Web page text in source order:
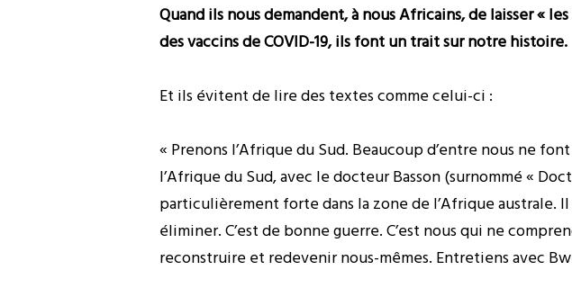
Quand ils nous demandent, à nous Africains, de laisser «
des vaccins de COVID-19, ils font un trait sur notre histoire.
Et ils évitent de lire des textes comme celui-ci :
« Prenons l’Afrique du Sud. Beaucoup d’entre nous ne
l’Afrique du Sud, avec le docteur Basson (surnommé «
particulièrement forte dans la zone de l’Afrique australe.
éliminer. C’est de bonne guerre. C’est nous qui ne
reconstruire et redevenir nous-mêmes. Entretiens avec